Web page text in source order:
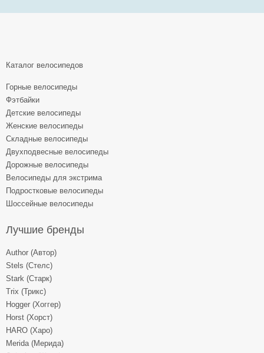
Каталог велосипедов
Горные велосипеды
Фэтбайки
Детские велосипеды
Женские велосипеды
Складные велосипеды
Двухподвесные велосипеды
Дорожные велосипеды
Велосипеды для экстрима
Подростковые велосипеды
Шоссейные велосипеды
Лучшие бренды
Author (Автор)
Stels (Стелс)
Stark (Старк)
Trix (Трикс)
Hogger (Хоггер)
Horst (Хорст)
HARO (Харо)
Merida (Мерида)